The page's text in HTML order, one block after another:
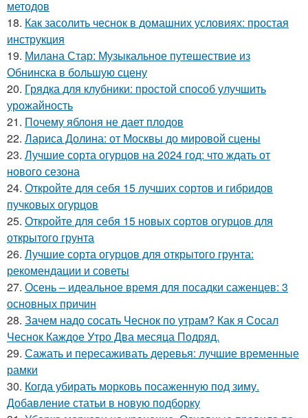
методов
18. Как засолить чеснок в домашних условиях: простая
инструкция
19. Милана Стар: Музыкальное путешествие из
Обнинска в большую сцену
20. Грядка для клубники: простой способ улучшить
урожайность
21. Почему яблоня не дает плодов
22. Лариса Долина: от Москвы до мировой сцены
23. Лучшие сорта огурцов на 2024 год: что ждать от
нового сезона
24. Откройте для себя 15 лучших сортов и гибридов
пучковых огурцов
25. Откройте для себя 15 новых сортов огурцов для
открытого грунта
26. Лучшие сорта огурцов для открытого грунта:
рекомендации и советы
27. Осень – идеальное время для посадки саженцев: 3
основных причин
28. Зачем надо сосать Чеснок по утрам? Как я Сосал
Чеснок Каждое Утро Два месяца Подряд.
29. Сажать и пересаживать деревья: лучшие временные
рамки
30. Когда убирать морковь посаженную под зиму.
Добавление статьи в новую подборку